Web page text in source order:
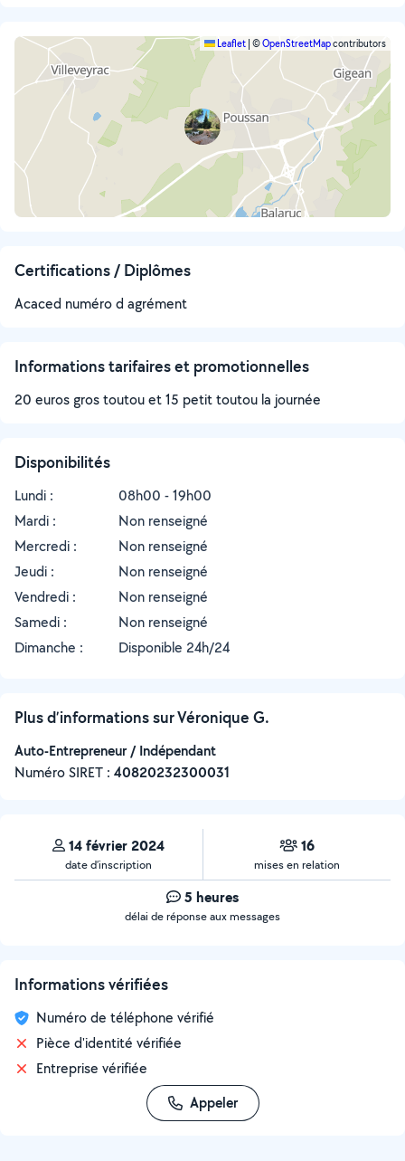
Leaflet ©OpenStreetMapcontributors
Certifications / Diplômes
Acaced numéro d agrément
Informations tarifaires et promotionnelles
20 euros gros toutou et 15 petit toutou la journée
Disponibilités
Lundi :
08h00 - 19h00
Mardi :
Non renseigné
Mercredi :
Non renseigné
Jeudi :
Non renseigné
Vendredi :
Non renseigné
Samedi :
Non renseigné
Dimanche :
Disponible 24h/24
Plus d’informations sur Véronique G.
Auto-Entrepreneur / Indépendant
Numéro SIRET : ‍40820232300031
14 février 2024
date d’inscription
16
mises en relation
5 heures
délai de réponse aux messages
Informations vérifiées
Numéro de téléphone vérifié
Pièce d'identité vérifiée
Entreprise vérifiée
Appeler